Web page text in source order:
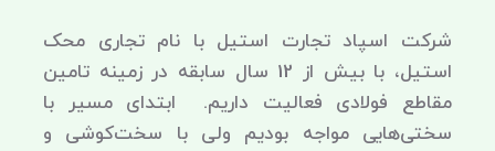
شرکت اسپاد تجارت استیل با نام تجاری محک
استیل، با بیش از 12 سال سابقه در زمینه تامین
مقاطع فولادی فعالیت داریم. ابتدای مسیر با
سختی‌هایی مواجه بودیم ولی با سخت‌کوشی و